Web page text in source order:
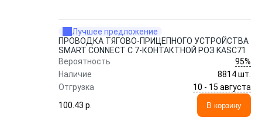
Лучшее предложение
ПРОВОДКА ТЯГОВО-ПРИЦЕПНОГО УСТРОЙСТВА
SMART CONNECT C 7-КОНТАКТНОЙ РОЗ KASC71
Вероятность
95%
Наличие
8814 шт.
Отгрузка
10 - 15 августа
100.43 p.
В корзину